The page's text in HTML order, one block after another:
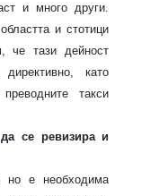
и много други.
и стотици
че тази дейност
като
такси
се ревизира и
но е необходима